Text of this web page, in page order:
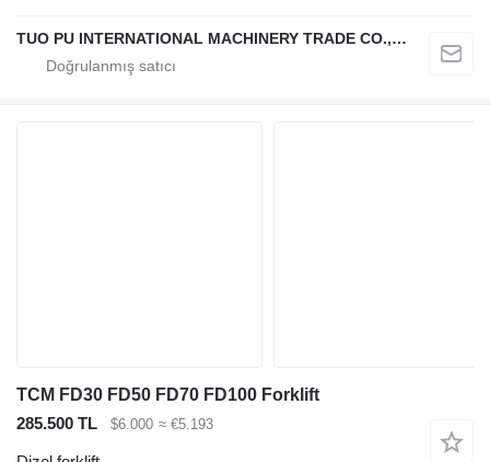
TUO PU INTERNATIONAL MACHINERY TRADE CO., LTD
TCM FD30 FD50 FD70 FD100 Forklift
285.500 TL
$6.000 ≈ €5.193